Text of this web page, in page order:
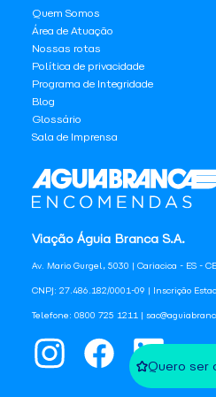
Quero ser
Viação Águia Branca S.A.
Av. Mario Gurgel, 5030 | Cariacica - ES -
CNPJ: 27.486.182/0001-09 | Inscrição
Telefone: 0800 725 1211 |
Quem Somos
Área de Atuação
Nossas rotas
Política de privacidade
Programa de Integridade
Blog
Glossário
Sala de Imprensa